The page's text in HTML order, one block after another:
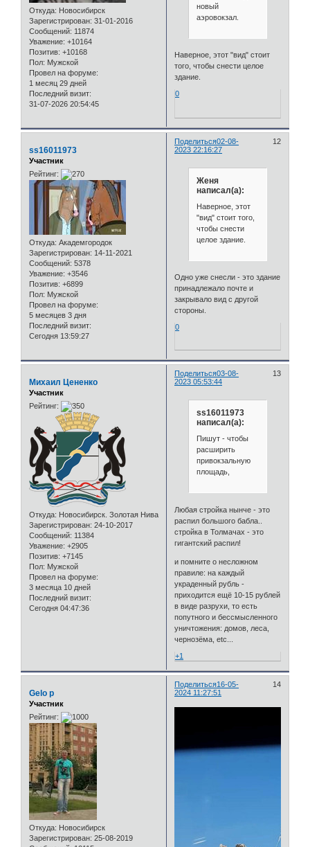
Откуда: Новосибирск
Зарегистрирован: 31-01-2016
Сообщений: 11874
Уважение: +10164
Позитив: +10168
Пол: Мужской
Провел на форуме:
1 месяц 29 дней
Последний визит:
31-07-2026 20:54:45
новый
аэровокзал.
Наверное, этот "вид" стоит
того, чтобы снести целое
здание.
0
Поделиться 12
02-08-
2023 22:16:27
ss16011973
Участник
Рейтинг:
Откуда: Академгородок
Зарегистрирован: 14-11-2021
Сообщений: 5378
Уважение: +3546
Позитив: +6899
Пол: Мужской
Провел на форуме:
5 месяцев 3 дня
Последний визит:
Сегодня 13:59:27
Женя
написал(а):
Наверное, этот
"вид" стоит того,
чтобы снести
целое здание.
Одно уже снесли - это здание
принадлежало почте и
закрывало вид с другой
стороны.
0
Поделиться 13
03-08-
2023 05:53:44
Михаил Цененко
Участник
Рейтинг:
Откуда: Новосибирск. Золотая Нива
Зарегистрирован: 24-10-2017
Сообщений: 11384
Уважение: +2905
Позитив: +7145
Пол: Мужской
Провел на форуме:
3 месяца 10 дней
Последний визит:
Сегодня 04:47:36
ss16011973
написал(а):
Пишут - чтобы
расширить
привокзальную
площадь,
Любая стройка нынче - это
распил большого бабла..
стройка в Толмачах - это
гигантский распил!
и помните о несложном
правиле: на каждый
украденный рубль -
приходится ещё 10-15 рублей
в виде разрухи, то есть
попутного и бессмысленного
уничтожения: домов, леса,
чернозёма, etc...
+1
Поделиться 14
16-05-
2024 11:27:51
Gelo p
Участник
Рейтинг:
Откуда: Новосибирск
Зарегистрирован: 25-08-2019